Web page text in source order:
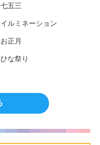
七五三
イルミネーション
お正月
ひな祭り